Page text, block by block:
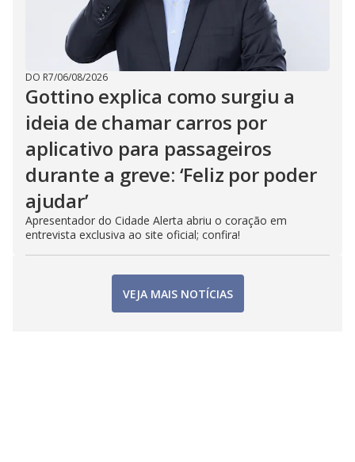
DO R7/06/08/2026
Gottino explica como surgiu a
ideia de chamar carros por
aplicativo para passageiros
durante a greve: ‘Feliz por poder
ajudar’
Apresentador do Cidade Alerta abriu o coração em
entrevista exclusiva ao site oficial; confira!
VEJA MAIS NOTÍCIAS